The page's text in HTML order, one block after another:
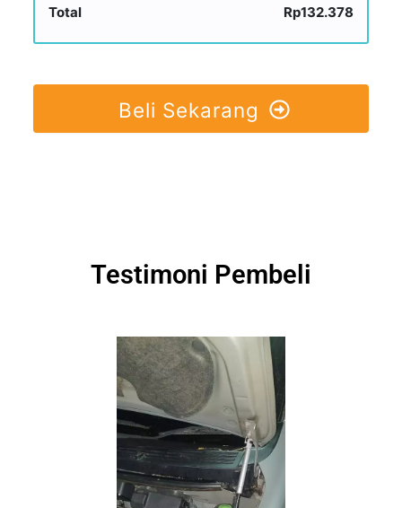
Total Rp132.378
Beli Sekarang
Testimoni Pembeli